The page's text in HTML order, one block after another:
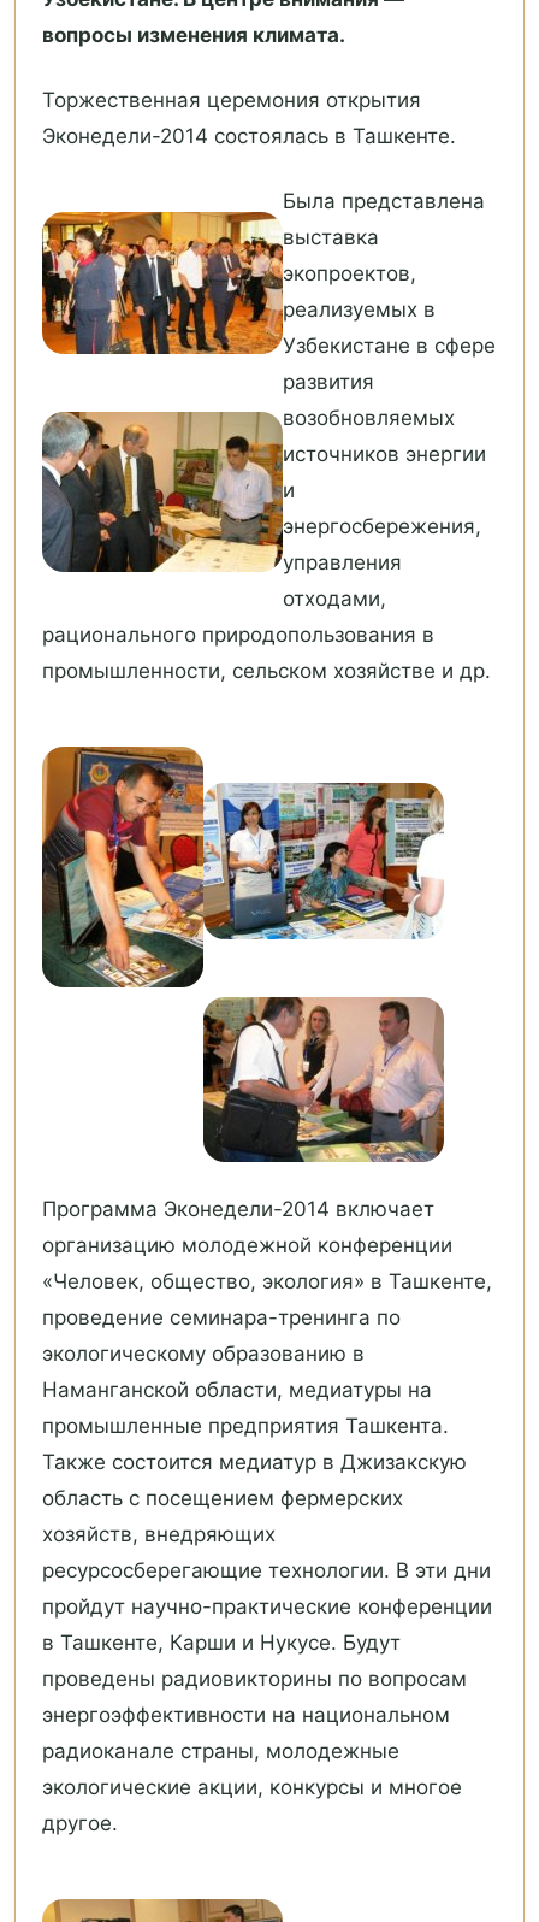
вопросы изменения климата.
Торжественная церемония открытия
Эконедели-2014 состоялась в Ташкенте.
Была представлена
выставка
экопроектов,
реализуемых в
Узбекистане в сфере
развития
возобновляемых
источников энергии
и
энергосбережения,
управления
отходами,
рационального природопользования в
промышленности, сельском хозяйстве и др.
Программа Эконедели-2014 включает
организацию молодежной конференции
«Человек, общество, экология» в Ташкенте,
проведение семинара-тренинга по
экологическому образованию в
Наманганской области, медиатуры на
промышленные предприятия Ташкента.
Также состоится медиатур в Джизакскую
область с посещением фермерских
хозяйств, внедряющих
ресурсосберегающие технологии. В эти дни
пройдут научно-практические конференции
в Ташкенте, Карши и Нукусе. Будут
проведены радиовикторины по вопросам
энергоэффективности на национальном
радиоканале страны, молодежные
экологические акции, конкурсы и многое
другое.